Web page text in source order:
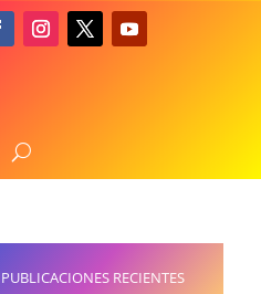
PUBLICACIONES RECIENTES